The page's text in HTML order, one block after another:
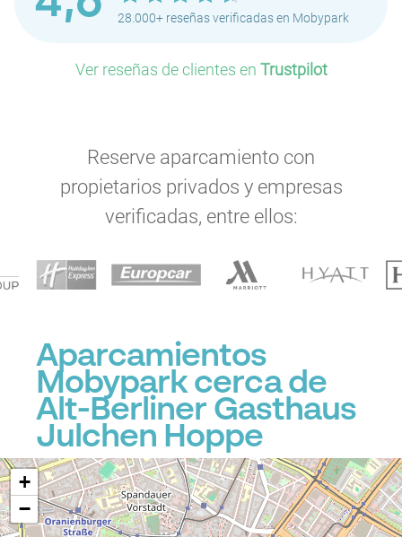
28.000+ reseñas verificadas en Mobypark
Ver reseñas de clientes en Trustpilot
Reserve aparcamiento con
propietarios privados y empresas
verificadas, entre ellos:
Aparcamientos
Mobypark cerca de
Alt-Berliner Gasthaus
Julchen Hoppe
+
−